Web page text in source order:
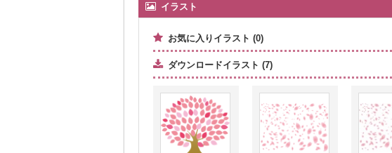
イラスト
お気に入りイラスト (0)
ダウンロードイラスト (7)